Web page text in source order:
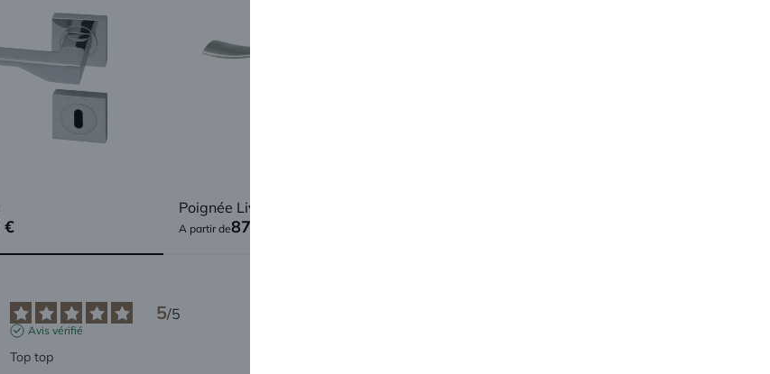
€
Poignée Livourne
A partir de87.90
5/5
Avis vérifié
Top top